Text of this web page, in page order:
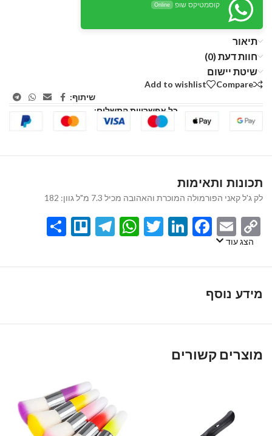
קוסמטיקס שופ Online
תיאור
חוות דעת (0)
שיטת יישום
Compare
Add to wishlist
שיתוף:
כל אפשרויות התשלום:
תכונות ותאימות
לק ג'ל קאני הפורמולה המוכרת והאהובה מכיל 7.3 מ"ל גוון: 182
Copy
Link
Email
Facebook
LinkedIn
Twitter
WhatsApp
Telegram
Trello
הצג עוד
מידע נוסף
מוצרים קשורים